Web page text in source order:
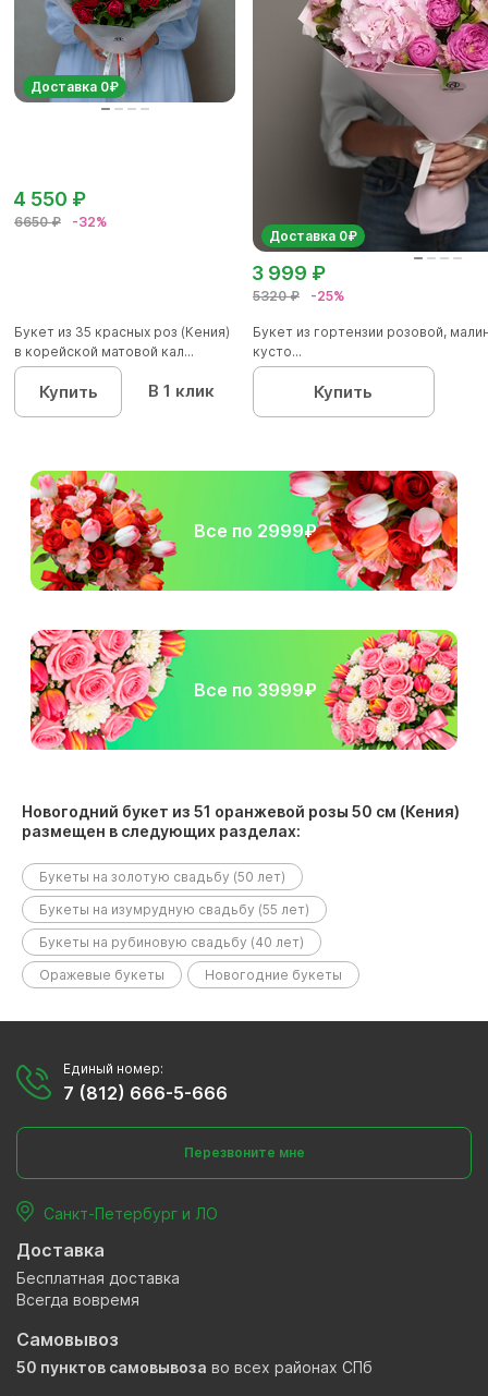
Доставка 0₽
6650 ₽ -32%
4 550 ₽
Букет из 35 красных роз (Кения)
в корейской матовой кал...
Купить В 1 клик
Доставка 0₽
5320 ₽ -25%
3 999 ₽
Букет из гортензии розовой,
кусто...
Купить
Все по 2999₽
Все по 3999₽
Новогодний букет из 51 оранжевой розы 50 см (Кения)
размещен в следующих разделах:
Букеты на золотую свадьбу (50 лет)
Букеты на изумрудную свадьбу (55 лет)
Букеты на рубиновую свадьбу (40 лет)
Оражевые букеты
Новогодние букеты
Единый номер:
7 (812) 666-5-666
Перезвоните мне
Санкт-Петербург и ЛО
Доставка
Бесплатная доставка
Всегда вовремя
Самовывоз
50 пунктов самовывоза во всех районах СПб